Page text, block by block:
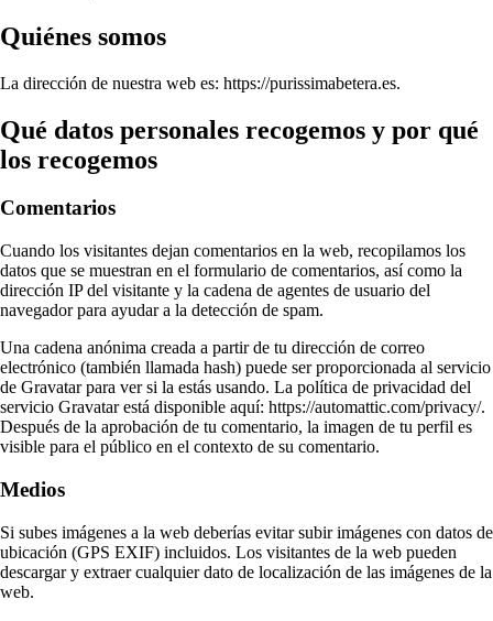
Quiénes somos
La dirección de nuestra web es: https://purissimabetera.es.
Qué datos personales recogemos y por qué
los recogemos
Comentarios
Cuando los visitantes dejan comentarios en la web, recopilamos los
datos que se muestran en el formulario de comentarios, así como la
dirección IP del visitante y la cadena de agentes de usuario del
navegador para ayudar a la detección de spam.
Una cadena anónima creada a partir de tu dirección de correo
electrónico (también llamada hash) puede ser proporcionada al servicio
de Gravatar para ver si la estás usando. La política de privacidad del
servicio Gravatar está disponible aquí: https://automattic.com/privacy/.
Después de la aprobación de tu comentario, la imagen de tu perfil es
visible para el público en el contexto de su comentario.
Medios
Si subes imágenes a la web deberías evitar subir imágenes con datos de
ubicación (GPS EXIF) incluidos. Los visitantes de la web pueden
descargar y extraer cualquier dato de localización de las imágenes de la
web.